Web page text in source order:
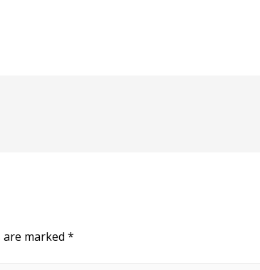
are marked *